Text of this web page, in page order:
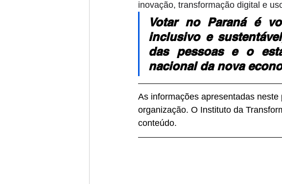
inovação, transformação digital e
Votar no Paraná é
inclusivo e
das pessoas e o
nacional da nova
As informações apresentadas
organização. O Instituto da
conteúdo.